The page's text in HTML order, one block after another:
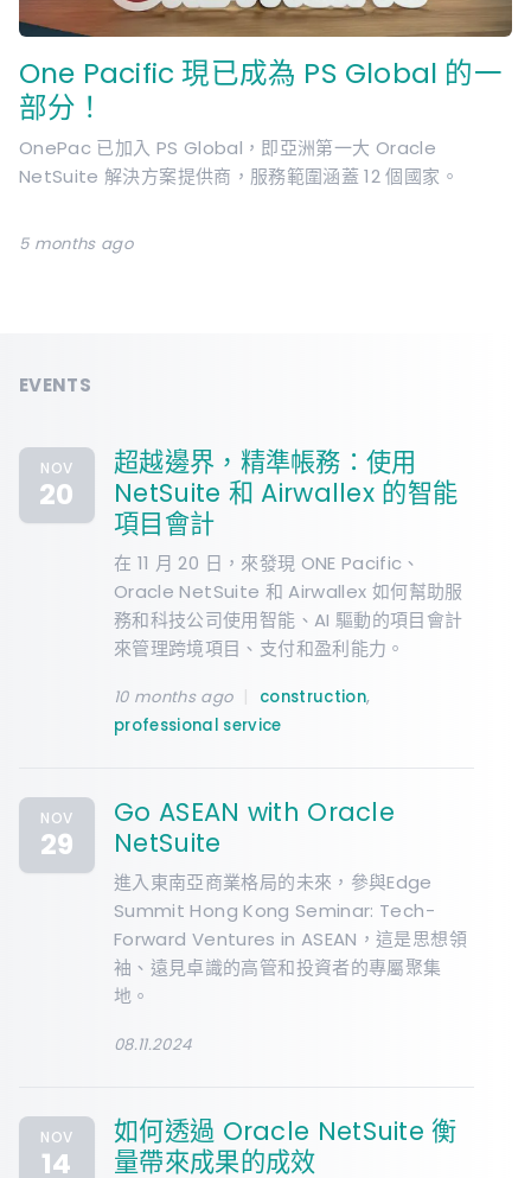
One Pacific 現已成為 PS Global 的一
部分！
OnePac 已加入 PS Global，即亞洲第一大 Oracle
NetSuite 解決方案提供商，服務範圍涵蓋 12 個國家。
5 months ago
EVENTS
NOV
20
超越邊界，精準帳務：使用
NetSuite 和 Airwallex 的智能
項目會計
在 11 月 20 日，來發現 ONE Pacific、
Oracle NetSuite 和 Airwallex 如何幫助服
務和科技公司使用智能、AI 驅動的項目會計
來管理跨境項目、支付和盈利能力。
10 months ago| construction,
professional service
NOV
29
Go ASEAN with Oracle
NetSuite
進入東南亞商業格局的未來，參與Edge
Summit Hong Kong Seminar: Tech-
Forward Ventures in ASEAN，這是思想領
袖、遠見卓識的高管和投資者的專屬聚集
地。
08.11.2024
NOV
14
如何透過 Oracle NetSuite 衡
量帶來成果的成效